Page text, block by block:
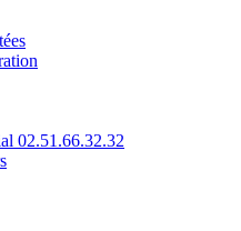
02.51.66.32.32